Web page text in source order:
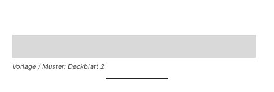
Vorlage / Muster: Deckblatt 2